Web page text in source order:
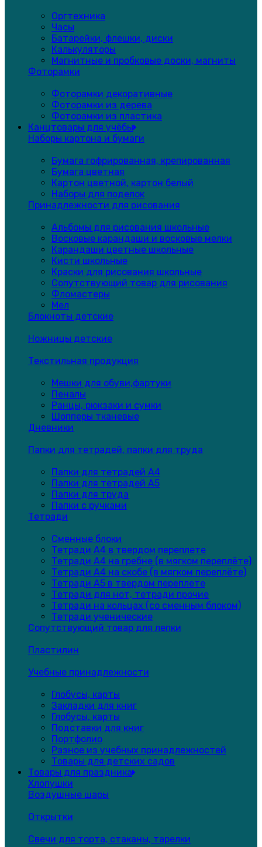
Оргтехника
Часы
Батарейки, флешки, диски
Калькуляторы
Магнитные и пробковые доски, магниты
Фоторамки
Фоторамки декоративные
Фоторамки из дерева
Фоторамки из пластика
Канцтовары для учёбы
Наборы картона и бумаги
Бумага гофрированная, крепированная
Бумага цветная
Картон цветной, картон белый
Наборы для поделок
Принадлежности для рисования
Альбомы для рисования школьные
Восковые карандаши и восковые мелки
Карандаши цветные школьные
Кисти школьные
Краски для рисования школьные
Сопутствующий товар для рисования
Фломастеры
Мел
Блокноты детские
Ножницы детские
Текстильная продукция
Мешки для обуви,фартуки
Пеналы
Ранцы, рюкзаки и сумки
Шопперы тканевые
Дневники
Папки для тетрадей, папки для труда
Папки для тетрадей А4
Папки для тетрадей А5
Папки для труда
Папки с ручками
Тетради
Сменные блоки
Тетради А4 в твердом переплете
Тетради А4 на гребне (в мягком переплёте)
Тетради А4 на скобе (в мягком переплёте)
Тетради А5 в твердом переплете
Тетради для нот, тетради прочие
Тетради на кольцах (со сменным блоком)
Тетради ученические
Сопутствующий товар для лепки
Пластилин
Учебные принадлежности
Глобусы, карты
Закладки для книг
Глобусы, карты
Подставки для книг
Портфолио
Разное из учебных принадлежностей
Товары для детских садов
Товары для праздника
Хлопушки
Воздушные шары
Открытки
Свечи для торта, стаканы, тарелки